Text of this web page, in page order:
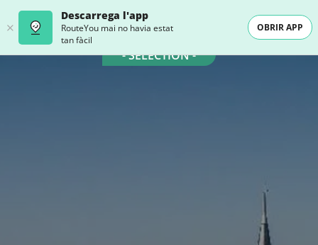
Descarrega l'app
RouteYou mai no havia estat
tan fàcil
OBRIR APP
- SELECTION -